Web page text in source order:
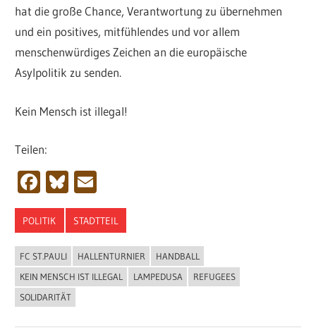
hat die große Chance, Verantwortung zu übernehmen
und ein positives, mitfühlendes und vor allem
menschenwürdiges Zeichen an die europäische
Asylpolitik zu senden.
Kein Mensch ist illegal!
Teilen:
Facebook
Bluesky
POLITIK STADTTEIL
FC ST.PAULI HALLENTURNIER
HANDBALL
KEIN MENSCH IST ILLEGAL
LAMPEDUSA
REFUGEES
SOLIDARITÄT